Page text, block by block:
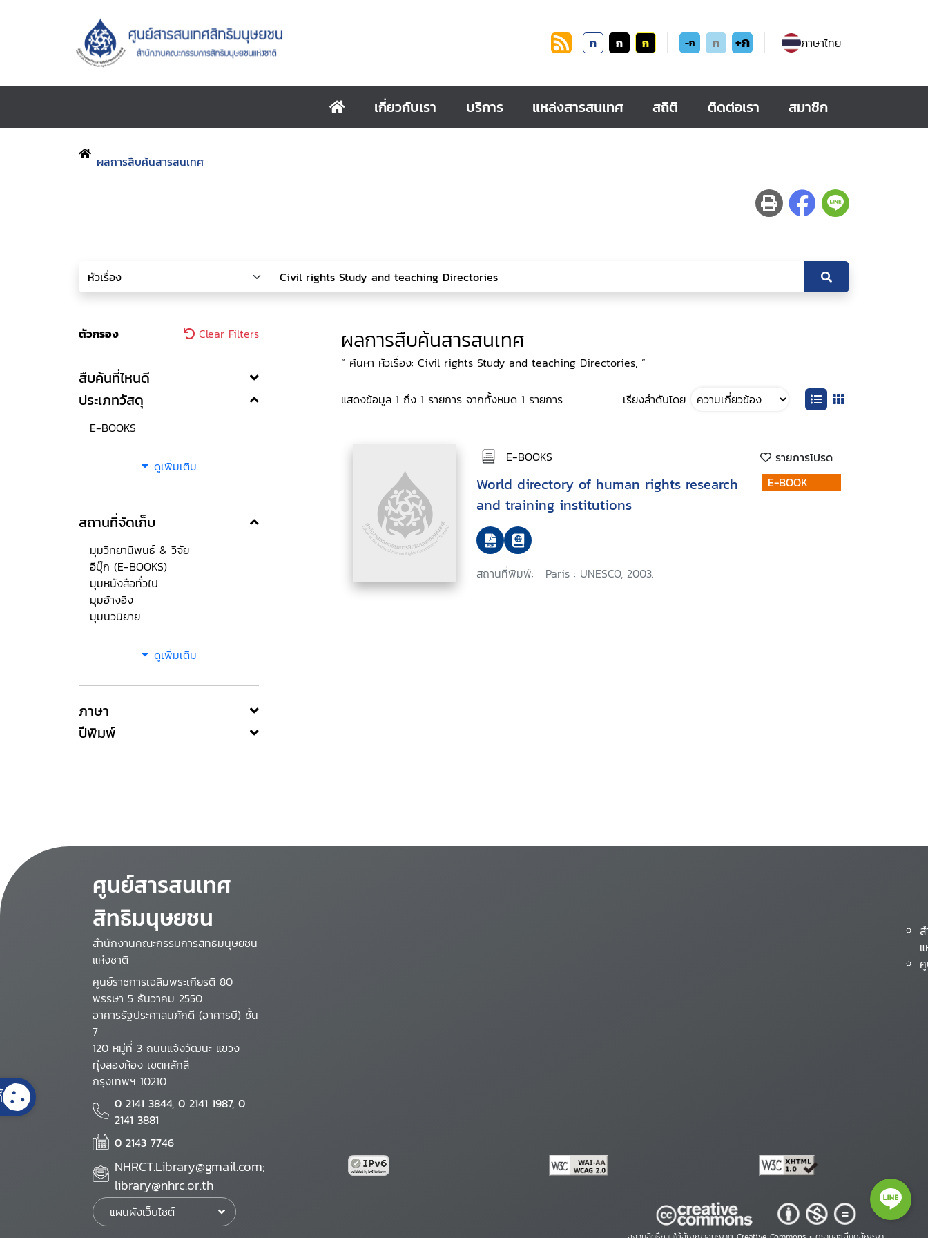
ก ก ก -ก ก +ก ภาษาไทย
เกี่ยวกับเรา บริการ แหล่งสารสนเทศ สถิติ ติดต่อเรา สมาชิก
ผลการสืบค้นสารสนเทศ
ตัวกรอง Clear Filters
สืบค้นที่ไหนดี
ประเภทวัสดุ
E-BOOKS
ดูเพิ่มเติม
สถานที่จัดเก็บ
มุมวิทยานิพนธ์ & วิจัย
อีบุ๊ก (E-BOOKS)
มุมหนังสือทั่วไป
มุมอ้างอิง
มุมนวนิยาย
ดูเพิ่มเติม
ภาษา
ปีพิมพ์
ผลการสืบค้นสารสนเทศ
“ ค้นหา หัวเรื่อง: Civil rights Study and teaching Directories, ”
แสดงข้อมูล 1 ถึง 1 รายการ จากทั้งหมด 1 รายการ เรียงลำดับโดย
E-BOOKS รายการโปรด
World directory of human rights research
and training institutions
สถานที่พิมพ์: Paris : UNESCO, 2003.
E-BOOK
ศูนย์สารสนเทศ
สิทธิมนุษยชน
สำนักงานคณะกรรมการสิทธิมนุษยชน
แห่งชาติ
ศูนย์ราชการเฉลิมพระเกียรติ 80
พรรษา 5 ธันวาคม 2550
อาคารรัฐประศาสนภักดี (อาคารบี) ชั้น
7
120 หมู่ที่ 3 ถนนแจ้งวัฒนะ แขวง
ทุ่งสองห้อง เขตหลักสี่
กรุงเทพฯ 10210
0 2141 3844, 0 2141 1987, 0
2141 3881
0 2143 7746
NHRCT.Library@gmail.com;
library@nhrc.or.th
แผนผังเว็บไซต์